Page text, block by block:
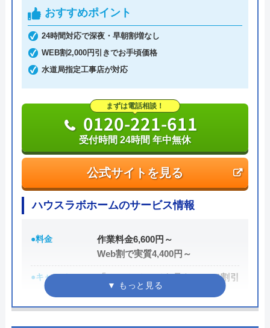
土日祝日・深夜早朝含む24時間365日、いつ相談し
ても割増料金がかからず、作業が始まるまでは一切
費用がかからないかなり信頼できる業者です。
実績も豊富で、スタッフの研修にも力を入れている
ため技術力はもちろん接客もよく、トイレや排水
管、給湯器や蛇口の修理交換まで水回りのことなら
何でも相談できます。
電話で「ホームページを見た」と伝えるだけで3,000
円割引なので、相談する際は電話で相談し、忘れず
に伝えるようにしましょう。
ちなみに、依頼せずとも見積もりにはお金はかから
ないので、相見積もりの際は必ず相談しておきたい
業者の一つです。
おすすめポイント
24時間対応で深夜・早朝割増なし
WEB割2,000円引きでお手頃価格
水道局指定工事店が対応
公式サイトを見る
まずは電話相談！
0120-221-611
受付時間 24時間 年中無休
ハウスラボホームのサービス情報
●料金
作業料金6,600円～
Web割で実質4,400円～
●キャンペーン
「ホームページを見た！」で割引
2,000円